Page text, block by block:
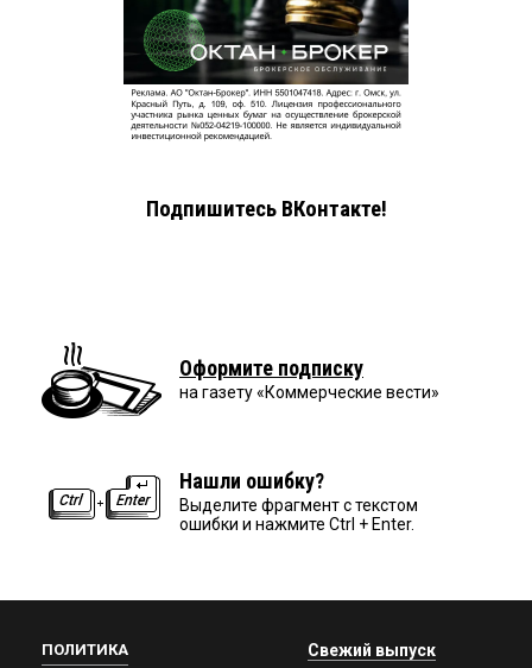
Подпишитесь ВКонтакте!
Оформите подписку
на газету «Коммерческие вести»
Нашли ошибку?
Выделите фрагмент с текстом
ошибки и нажмите Ctrl + Enter.
ПОЛИТИКА Свежий выпуск